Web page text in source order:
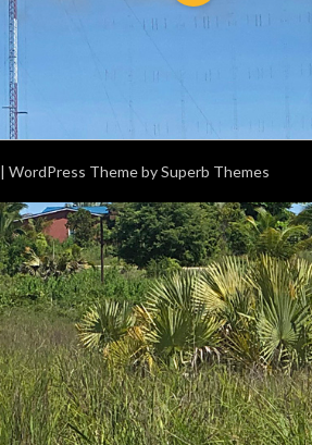
| WordPress Theme bySuperb Themes